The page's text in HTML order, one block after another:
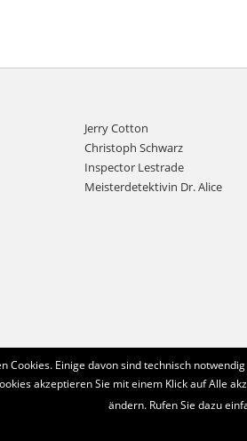
Jerry Cotton
Christoph Schwarz
Inspector Lestrade
Meisterdetektivin Dr. Alice
Cookies. Einige davon sind technisch
akzeptieren Sie mit einem Klick auf Alle
ändern. Rufen Sie dazu